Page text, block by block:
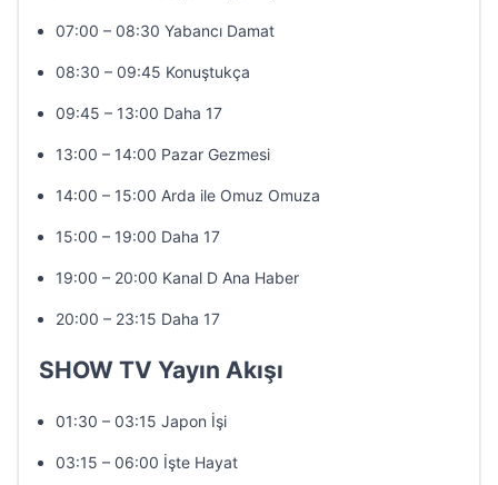
07:00 – 08:30 Yabancı Damat
08:30 – 09:45 Konuştukça
09:45 – 13:00 Daha 17
13:00 – 14:00 Pazar Gezmesi
14:00 – 15:00 Arda ile Omuz Omuza
15:00 – 19:00 Daha 17
19:00 – 20:00 Kanal D Ana Haber
20:00 – 23:15 Daha 17
SHOW TV Yayın Akışı
01:30 – 03:15 Japon İşi
03:15 – 06:00 İşte Hayat